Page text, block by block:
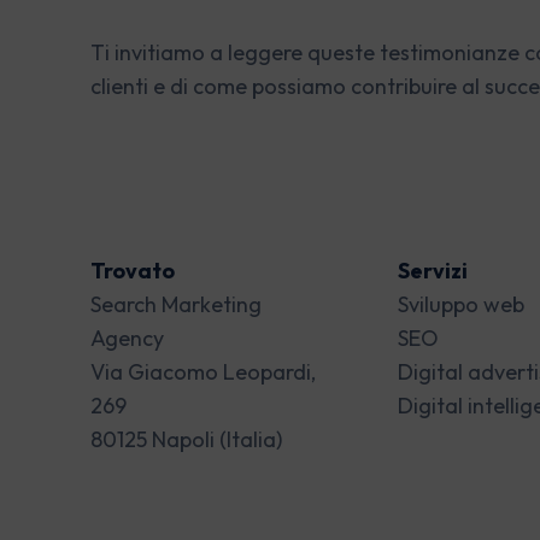
Ti invitiamo a leggere queste testimonianze
clienti e di come possiamo contribuire al
Trovato
Search Marketing
Agency
Via Giacomo Leopardi,
269
80125 Napoli (Italia)
Servizi
Sviluppo web
SEO
Digital
Digital